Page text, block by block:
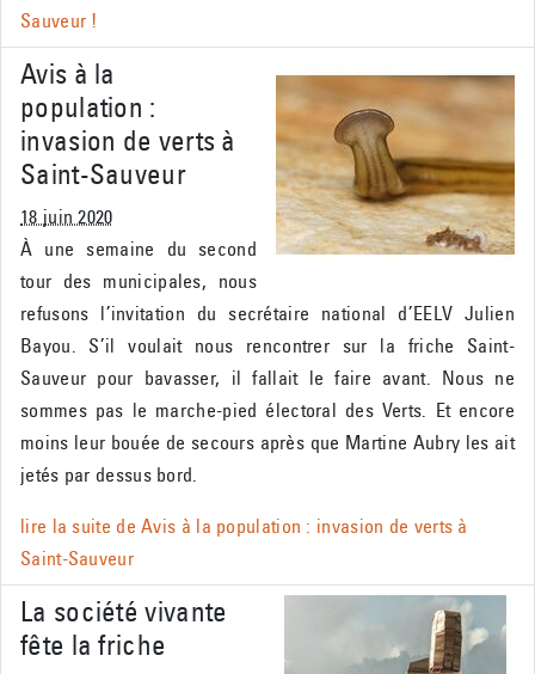
Sauveur !
Avis à la
population :
invasion de verts à
Saint-Sauveur
18 juin 2020
À une semaine du second
tour des municipales, nous
refusons l’invitation du secrétaire national d’EELV Julien
Bayou. S’il voulait nous rencontrer sur la friche Saint-
Sauveur pour bavasser, il fallait le faire avant. Nous ne
sommes pas le marche-pied électoral des Verts. Et encore
moins leur bouée de secours après que Martine Aubry les ait
jetés par dessus bord.
lire la suite deAvis à la population : invasion de verts à
Saint-Sauveur
La société vivante
fête la friche